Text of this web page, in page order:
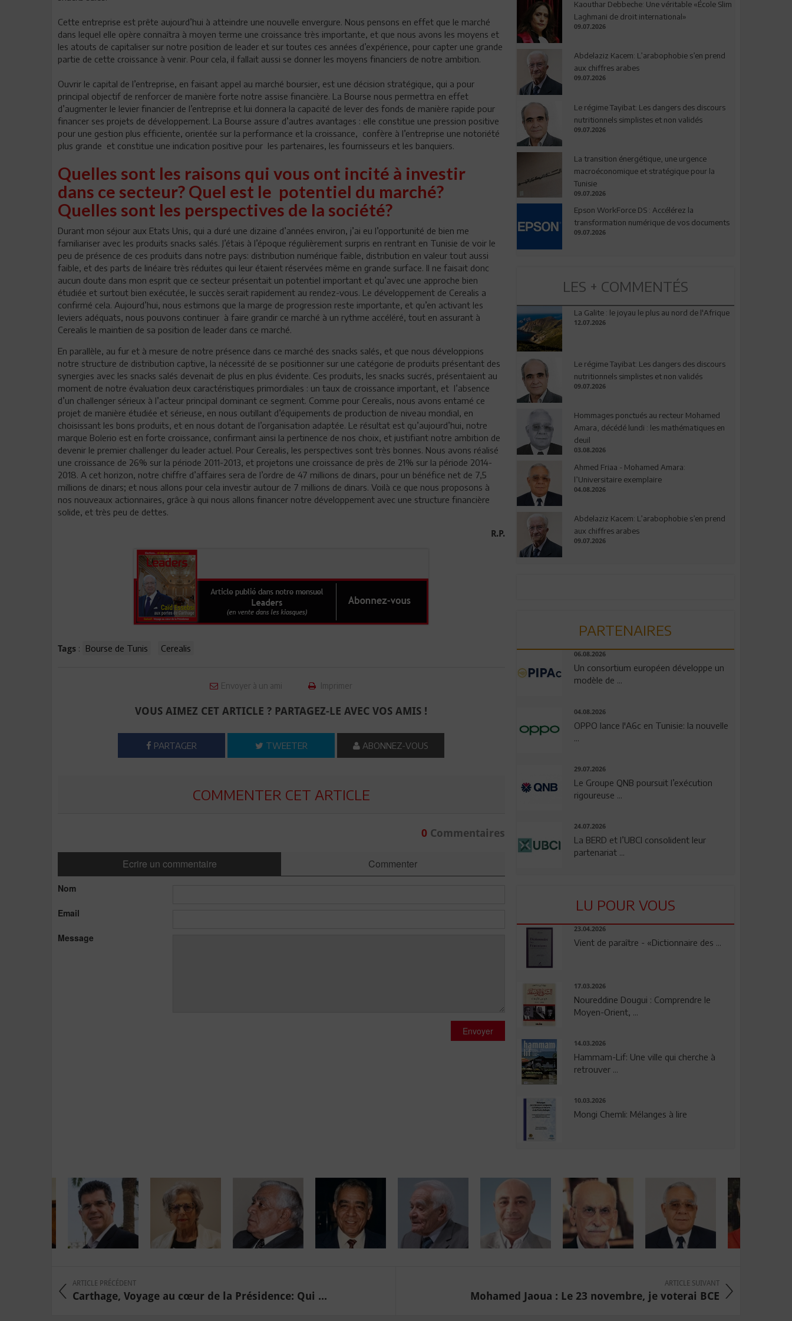
Cette entreprise est prête aujourd’hui à atteindre une nouvelle envergure. Nous pensons en effet que le marché
dans lequel elle opère connaîtra à moyen terme une croissance très importante, et que nous avons les moyens et
les atouts de capitaliser sur notre position de leader et sur toutes ces années d’expérience, pour capter une grande
partie de cette croissance à venir. Pour cela, il fallait aussi se donner les moyens financiers de notre ambition.
Ouvrir le capital de l’entreprise, en faisant appel au marché boursier, est une décision stratégique, qui a pour
principal objectif de renforcer de manière forte notre assise financière. La Bourse nous permettra en effet
d’augmenter le levier financier de l’entreprise et lui donnera la capacité de lever des fonds de manière rapide pour
financer ses projets de développement. La Bourse assure d’autres avantages : elle constitue une pression positive
pour une gestion plus efficiente, orientée sur la performance et la croissance, confère à l’entreprise une notoriété
plus grande et constitue une indication positive pour les partenaires, les fournisseurs et les banquiers.
Quelles sont les raisons qui vous ont incité à investir
dans ce secteur? Quel est le potentiel du marché?
Quelles sont les perspectives de la société?
Durant mon séjour aux Etats Unis, qui a duré une dizaine d’années environ, j’ai eu l’opportunité de bien me
familiariser avec les produits snacks salés. J’étais à l’époque régulièrement surpris en rentrant en Tunisie de voir le
peu de présence de ces produits dans notre pays: distribution numérique faible, distribution en valeur tout aussi
faible, et des parts de linéaire très réduites qui leur étaient réservées même en grande surface. Il ne faisait donc
aucun doute dans mon esprit que ce secteur présentait un potentiel important et qu’avec une approche bien
étudiée et surtout bien exécutée, le succès serait rapidement au rendez-vous. Le développement de Cerealis a
confirmé cela. Aujourd’hui, nous estimons que la marge de progression reste importante, et qu’en activant les
leviers adéquats, nous pouvons continuer à faire grandir ce marché à un rythme accéléré, tout en assurant à
Cerealis le maintien de sa position de leader dans ce marché.
En parallèle, au fur et à mesure de notre présence dans ce marché des snacks salés, et que nous développions
notre structure de distribution captive, la nécessité de se positionner sur une catégorie de produits présentant des
synergies avec les snacks salés devenait de plus en plus évidente. Ces produits, les snacks sucrés, présentaient au
moment de notre évaluation deux caractéristiques primordiales : un taux de croissance important, et l’absence
d’un challenger sérieux à l’acteur principal dominant ce segment. Comme pour Cerealis, nous avons entamé ce
projet de manière étudiée et sérieuse, en nous outillant d’équipements de production de niveau mondial, en
choisissant les bons produits, et en nous dotant de l’organisation adaptée. Le résultat est qu’aujourd’hui, notre
marque Bolerio est en forte croissance, confirmant ainsi la pertinence de nos choix, et justifiant notre ambition de
devenir le premier challenger du leader actuel. Pour Cerealis, les perspectives sont très bonnes. Nous avons réalisé
une croissance de 26% sur la période 2011-2013, et projetons une croissance de près de 21% sur la période 2014-
2018. A cet horizon, notre chiffre d’affaires sera de l’ordre de 47 millions de dinars, pour un bénéfice net de 7,5
millions de dinars; et nous allons pour cela investir autour de 7 millions de dinars. Voilà ce que nous proposons à
nos nouveaux actionnaires, grâce à qui nous allons financer notre développement avec une structure financière
solide, et très peu de dettes.
R.P.
Tags : Bourse de Tunis Cerealis
Envoyer à un ami Imprimer
VOUS AIMEZ CET ARTICLE ? PARTAGEZ-LE AVEC VOS AMIS !
PARTAGER TWEETER ABONNEZ-VOUS
COMMENTER CET ARTICLE
0Commentaires
Ecrire un commentaire Commenter
Nom
Email
Message
Envoyer
Kaouthar Debbeche: Une véritable «École Slim
Laghmani de droit international»
09.07.2026
Abdelaziz Kacem: L’arabophobie s’en prend
aux chiffres arabes
09.07.2026
Le régime Tayibat: Les dangers des discours
nutritionnels simplistes et non validés
09.07.2026
La transition énergétique, une urgence
macroéconomique et stratégique pour la
Tunisie
09.07.2026
Epson WorkForce DS : Accélérez la
transformation numérique de vos documents
09.07.2026
LES + COMMENTÉS
La Galite : le joyau le plus au nord de l'Afrique
12.07.2026
Le régime Tayibat: Les dangers des discours
nutritionnels simplistes et non validés
09.07.2026
Hommages ponctués au recteur Mohamed
Amara, décédé lundi : les mathématiques en
deuil
03.08.2026
Ahmed Friaa - Mohamed Amara:
l’Universitaire exemplaire
04.08.2026
Abdelaziz Kacem: L’arabophobie s’en prend
aux chiffres arabes
09.07.2026
PARTENAIRES
06.08.2026
Un consortium européen développe un
modèle de ...
04.08.2026
OPPO lance l'A6c en Tunisie: la nouvelle
29.07.2026
Le Groupe QNB poursuit l’exécution
rigoureuse ...
24.07.2026
La BERD et l’UBCI consolident leur
partenariat ...
LU POUR VOUS
23.04.2026
Vient de paraître - «Dictionnaire des ...
17.03.2026
Noureddine Dougui : Comprendre le
Moyen-Orient, ...
14.03.2026
Hammam-Lif: Une ville qui cherche à
retrouver ...
10.03.2026
Mongi Chemli: Mélanges à lire
ARTICLE PRÉCÉDENT
Carthage, Voyage au cœur de la Présidence: Qui ...
ARTICLE SUIVANT
Mohamed Jaoua : Le 23 novembre, je voterai BCE